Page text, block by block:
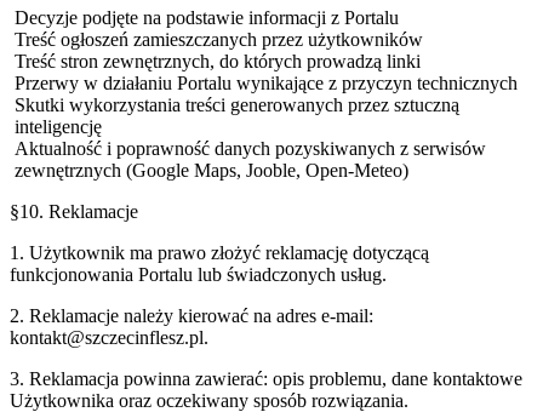
Decyzje podjęte na podstawie informacji z Portalu
Treść ogłoszeń zamieszczanych przez użytkowników
Treść stron zewnętrznych, do których prowadzą linki
Przerwy w działaniu Portalu wynikające z przyczyn technicznych
Skutki wykorzystania treści generowanych przez sztuczną
inteligencję
Aktualność i poprawność danych pozyskiwanych z serwisów
zewnętrznych (Google Maps, Jooble, Open-Meteo)
§10. Reklamacje
1. Użytkownik ma prawo złożyć reklamację dotyczącą
funkcjonowania Portalu lub świadczonych usług.
2. Reklamacje należy kierować na adres e-mail:
kontakt@szczecinflesz.pl.
3. Reklamacja powinna zawierać: opis problemu, dane kontaktowe
Użytkownika oraz oczekiwany sposób rozwiązania.